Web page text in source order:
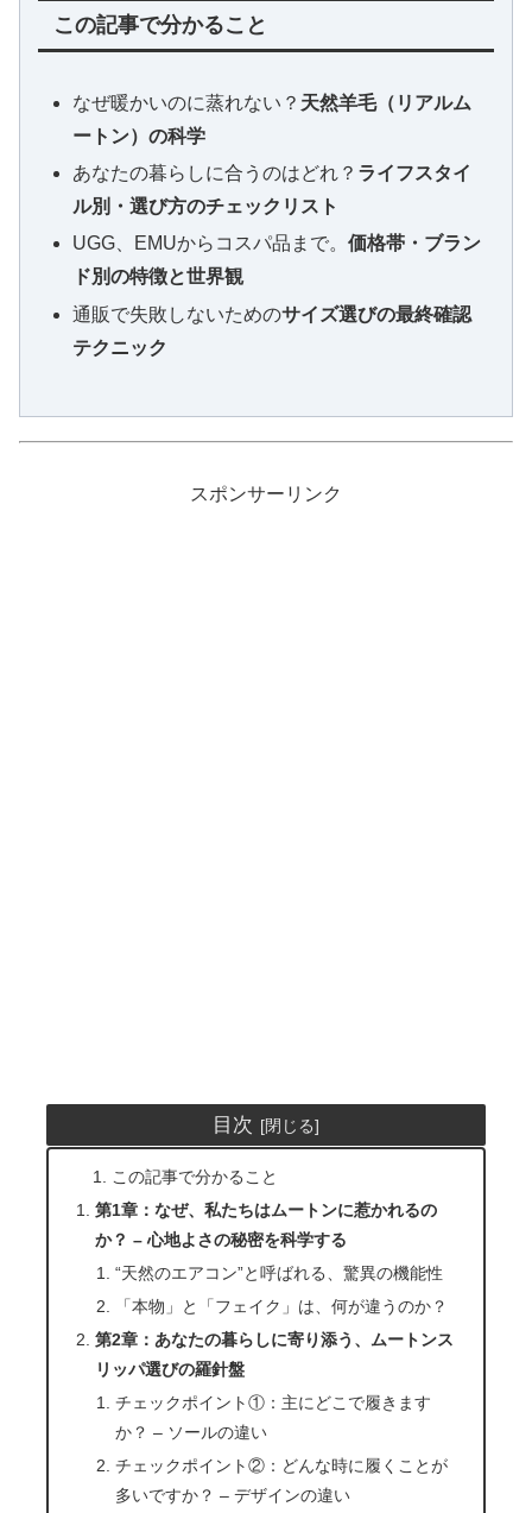
この記事で分かること
なぜ暖かいのに蒸れない？ 天然羊毛（リアルム
ートン）の科学
あなたの暮らしに合うのはどれ？ ライフスタイ
ル別・選び方のチェックリスト
UGG、EMUからコスパ品まで。価格帯・ブラン
ド別の特徴と世界観
通販で失敗しないためのサイズ選びの最終確認
テクニック
スポンサーリンク
目次
この記事で分かること
第1章：なぜ、私たちはムートンに惹かれるの
か？ – 心地よさの秘密を科学する
“天然のエアコン”と呼ばれる、驚異の機能性
「本物」と「フェイク」は、何が違うのか？
第2章：あなたの暮らしに寄り添う、ムートンス
リッパ選びの羅針盤
チェックポイント①：主にどこで履きます
か？ – ソールの違い
チェックポイント②：どんな時に履くことが
多いですか？ – デザインの違い